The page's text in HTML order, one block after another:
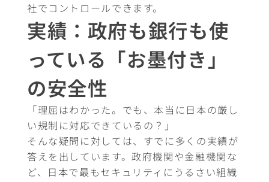
社でコントロールできます。
実績：政府も銀行も使
っている「お墨付き」
の安全性
「理屈はわかった。でも、本当に日本の厳し
い規制に対応できているの？」
そんな疑問に対しては、すでに多くの実績が
答えを出しています。政府機関や金融機関な
ど、日本で最もセキュリティにうるさい組織